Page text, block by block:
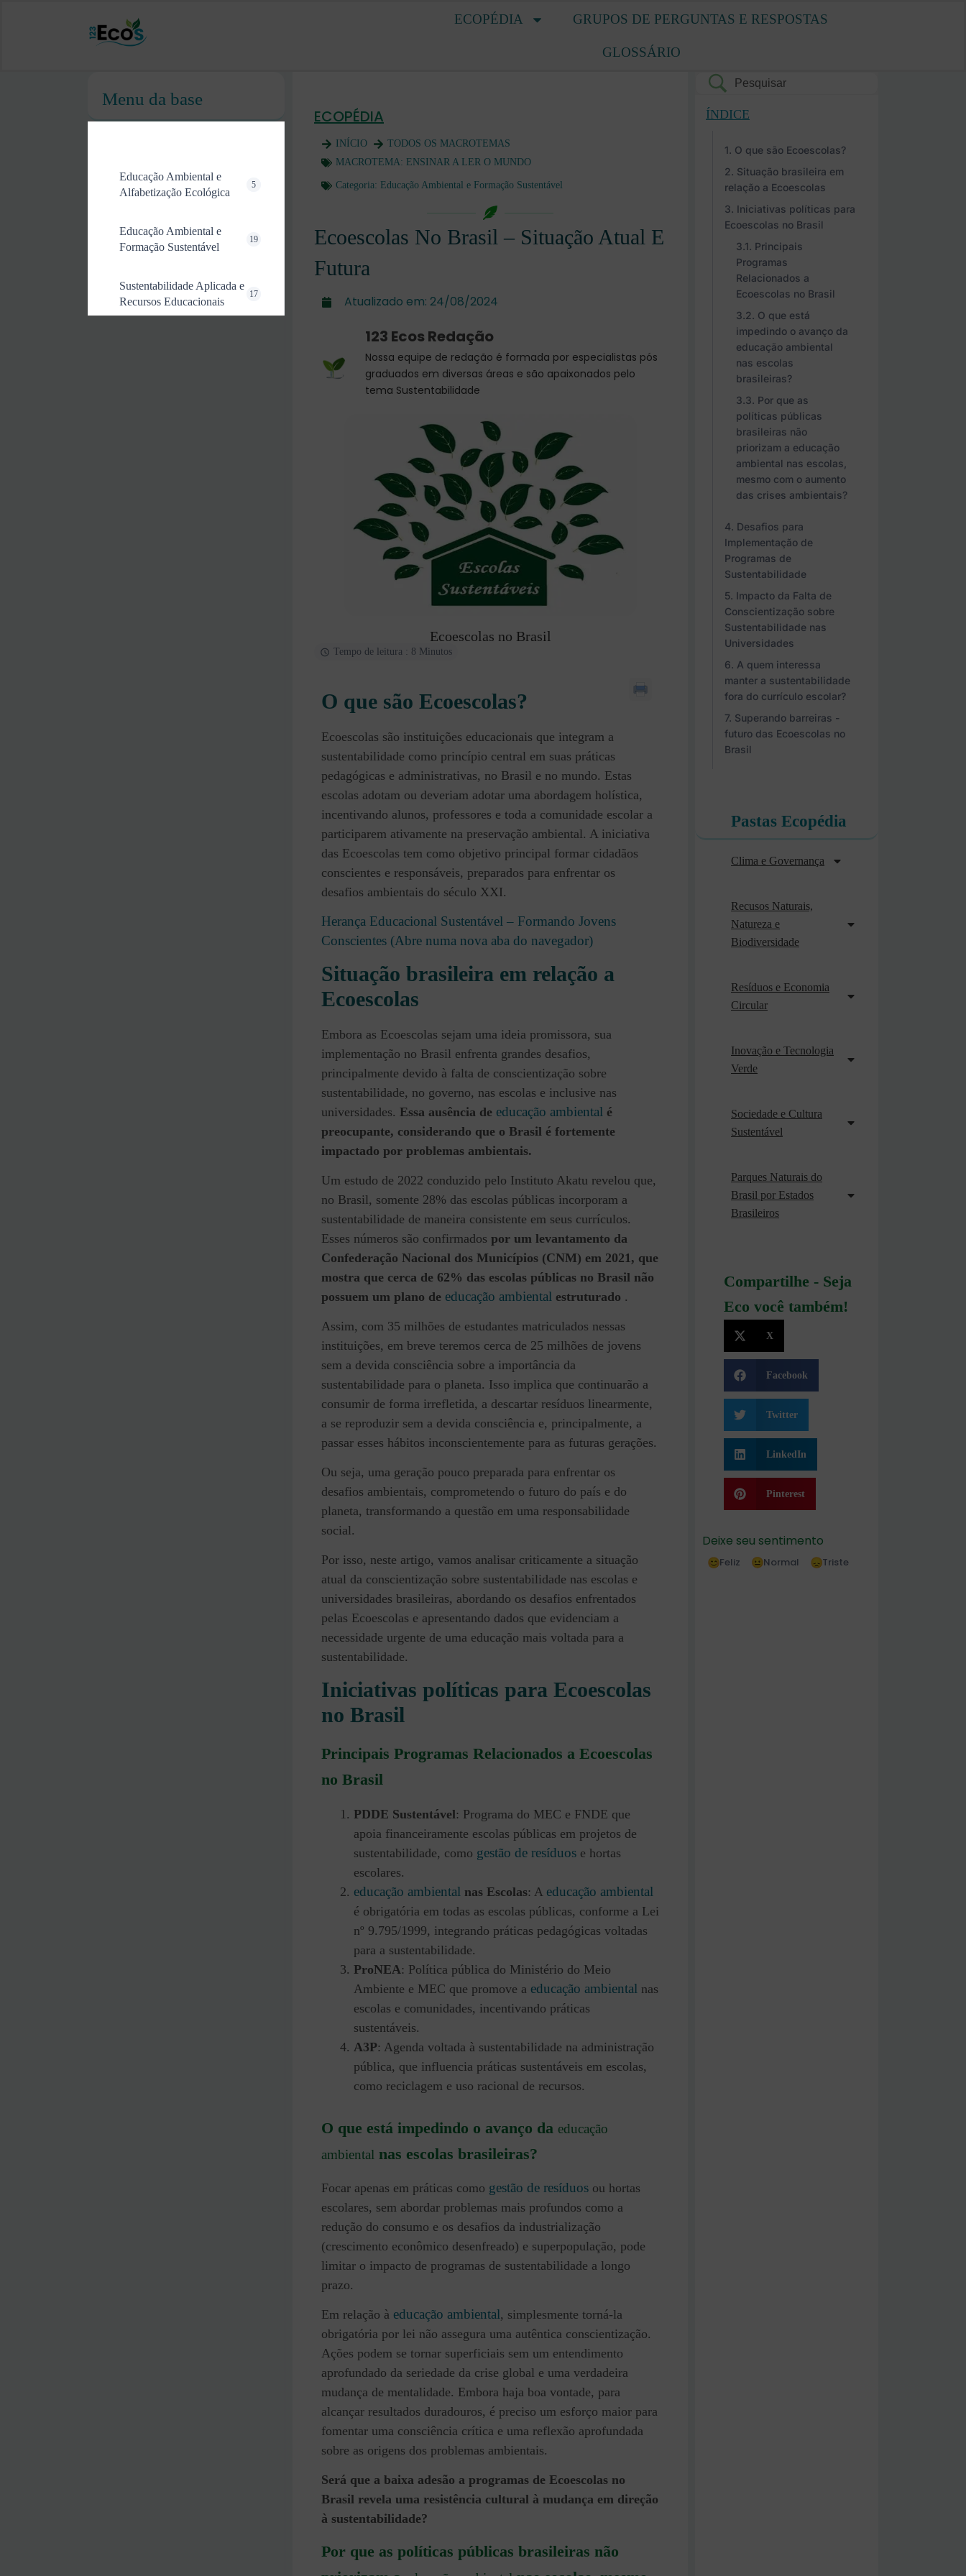
ECOPÉDIA GRUPOS DE PERGUNTAS E RESPOSTAS
GLOSSÁRIO
Menu da base
Educação Ambiental e
Alfabetização Ecológica
5
Educação Ambiental e
Formação Sustentável
19
Sustentabilidade Aplicada e
Recursos Educacionais
17
ECOPÉDIA
INÍCIO
TODOS OS MACROTEMAS
MACROTEMA: ENSINAR A LER O MUNDO
Categoria: Educação Ambiental e Formação Sustentável
Ecoescolas No Brasil – Situação Atual E
Futura
Atualizado em: 24/08/2024
123 Ecos Redação
Nossa equipe de redação é formada por especialistas pós
graduados em diversas áreas e são apaixonados pelo
tema Sustentabilidade
Ecoescolas no Brasil
Tempo de leitura : 8 Minutos
O que são Ecoescolas?
Ecoescolas são instituições educacionais que integram a
sustentabilidade como princípio central em suas práticas
pedagógicas e administrativas, no Brasil e no mundo. Estas
escolas adotam ou deveriam adotar uma abordagem holística,
incentivando alunos, professores e toda a comunidade escolar a
participarem ativamente na preservação ambiental. A iniciativa
das Ecoescolas tem como objetivo principal formar cidadãos
conscientes e responsáveis, preparados para enfrentar os
desafios ambientais do século XXI.
Herança Educacional Sustentável – Formando Jovens
Conscientes (Abre numa nova aba do navegador)
Situação brasileira em relação a
Ecoescolas
Embora as Ecoescolas sejam uma ideia promissora, sua
implementação no Brasil enfrenta grandes desafios,
principalmente devido à falta de conscientização sobre
sustentabilidade, no governo, nas escolas e inclusive nas
universidades. Essa ausência de educação ambiental é
preocupante, considerando que o Brasil é fortemente
impactado por problemas ambientais.
Um estudo de 2022 conduzido pelo Instituto Akatu revelou que,
no Brasil, somente 28% das escolas públicas incorporam a
sustentabilidade de maneira consistente em seus currículos.
Esses números são confirmados por um levantamento da
Confederação Nacional dos Municípios (CNM) em 2021, que
mostra que cerca de 62% das escolas públicas no Brasil não
possuem um plano de educação ambiental estruturado .
Assim, com 35 milhões de estudantes matriculados nessas
instituições, em breve teremos cerca de 25 milhões de jovens
sem a devida consciência sobre a importância da
sustentabilidade para o planeta. Isso implica que continuarão a
consumir de forma irrefletida, a descartar resíduos linearmente,
a se reproduzir sem a devida consciência e, principalmente, a
passar esses hábitos inconscientemente para as futuras gerações.
Ou seja, uma geração pouco preparada para enfrentar os
desafios ambientais, comprometendo o futuro do país e do
planeta, transformando a questão em uma responsabilidade
social.
Por isso, neste artigo, vamos analisar criticamente a situação
atual da conscientização sobre sustentabilidade nas escolas e
universidades brasileiras, abordando os desafios enfrentados
pelas Ecoescolas e apresentando dados que evidenciam a
necessidade urgente de uma educação mais voltada para a
sustentabilidade.
Iniciativas políticas para Ecoescolas
no Brasil
Principais Programas Relacionados a Ecoescolas
no Brasil
PDDE Sustentável: Programa do MEC e FNDE que
apoia financeiramente escolas públicas em projetos de
sustentabilidade, como gestão de resíduos e hortas
escolares.
educação ambiental nas Escolas: A educação ambiental
é obrigatória em todas as escolas públicas, conforme a Lei
nº 9.795/1999, integrando práticas pedagógicas voltadas
para a sustentabilidade.
ProNEA: Política pública do Ministério do Meio
Ambiente e MEC que promove a educação ambiental nas
escolas e comunidades, incentivando práticas
sustentáveis.
A3P: Agenda voltada à sustentabilidade na administração
pública, que influencia práticas sustentáveis em escolas,
como reciclagem e uso racional de recursos.
O que está impedindo o avanço da educação
ambiental nas escolas brasileiras?
Focar apenas em práticas como gestão de resíduos ou hortas
escolares, sem abordar problemas mais profundos como a
redução do consumo e os desafios da industrialização
(crescimento econômico desenfreado) e superpopulação, pode
limitar o impacto de programas de sustentabilidade a longo
prazo.
Em relação à educação ambiental, simplesmente torná-la
obrigatória por lei não assegura uma autêntica conscientização.
Ações podem se tornar superficiais sem um entendimento
aprofundado da seriedade da crise global e uma verdadeira
mudança de mentalidade. Embora haja boa vontade, para
alcançar resultados duradouros, é preciso um esforço maior para
fomentar uma consciência crítica e uma reflexão aprofundada
sobre as origens dos problemas ambientais.
Será que a baixa adesão a programas de Ecoescolas no
Brasil revela uma resistência cultural à mudança em direção
à sustentabilidade?
Por que as políticas públicas brasileiras não
ÍNDICE
O que são Ecoescolas?
Situação brasileira em
relação a Ecoescolas
Iniciativas políticas para
Ecoescolas no Brasil
Principais
Programas
Relacionados a
Ecoescolas no Brasil
O que está
impedindo o avanço da
educação ambiental
nas escolas
brasileiras?
Por que as
políticas públicas
brasileiras não
priorizam a educação
ambiental nas escolas,
mesmo com o aumento
das crises ambientais?
Desafios para
Implementação de
Programas de
Sustentabilidade
Impacto da Falta de
Conscientização sobre
Sustentabilidade nas
Universidades
A quem interessa
manter a sustentabilidade
fora do currículo escolar?
Superando barreiras -
futuro das Ecoescolas no
Brasil
Pastas Ecopédia
Clima e Governança
Recusos Naturais,
Natureza e
Biodiversidade
Resíduos e Economia
Circular
Inovação e Tecnologia
Verde
Sociedade e Cultura
Sustentável
Parques Naturais do
Brasil por Estados
Brasileiros
Compartilhe - Seja
Eco você também!
X
Facebook
Twitter
LinkedIn
Pinterest
Deixe seu sentimento
Feliz Normal Triste